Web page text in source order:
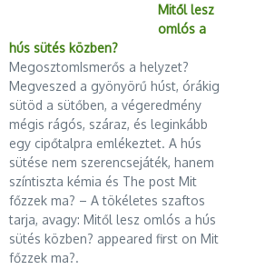
Mitől lesz
omlós a
hús sütés közben?
MegosztomIsmerős a helyzet?
Megveszed a gyönyörű húst, órákig
sütöd a sütőben, a végeredmény
mégis rágós, száraz, és leginkább
egy cipőtalpra emlékeztet. A hús
sütése nem szerencsejáték, hanem
színtiszta kémia és The post Mit
főzzek ma? – A tökéletes szaftos
tarja, avagy: Mitől lesz omlós a hús
sütés közben? appeared first on Mit
főzzek ma?.